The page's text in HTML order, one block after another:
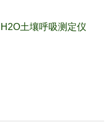
土壤呼吸测定仪